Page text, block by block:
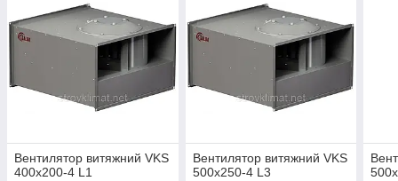
Вентилятор витяжний VKS
400x200-4 L1
Вентилятор витяжний VKS
500x250-4 L3